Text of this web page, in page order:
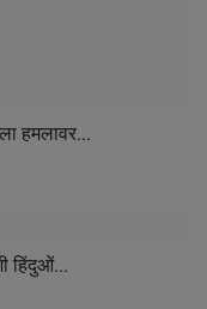
हमलावर...
हिंदुओं...